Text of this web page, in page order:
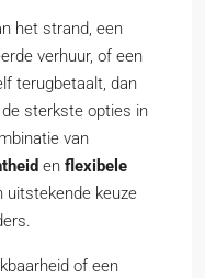
het strand, een
verhuur, of een
terugbetaalt, dan
sterkste opties in
van
en flexibele
uitstekende keuze
of een